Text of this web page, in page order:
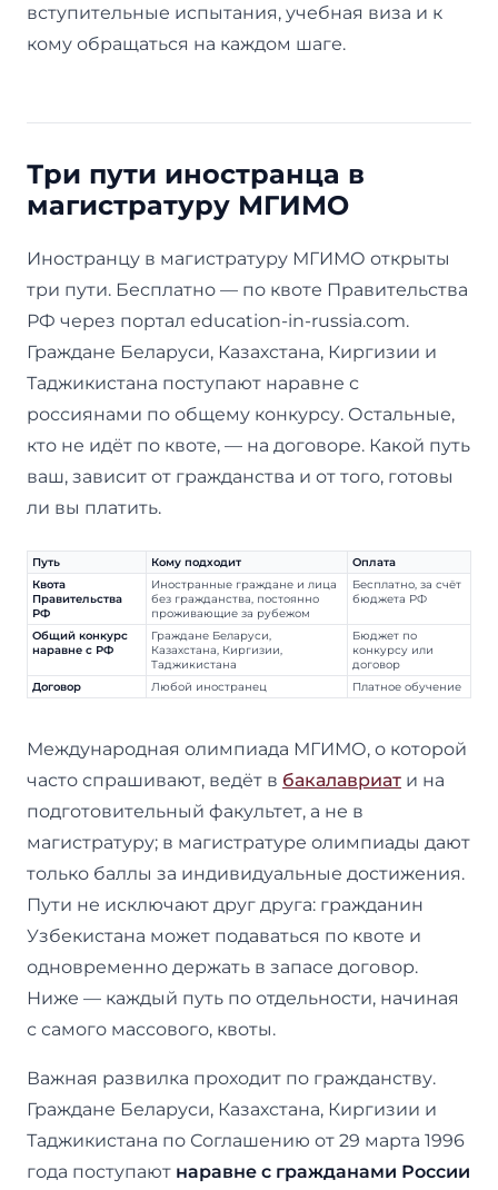
вступительные испытания, учебная виза и к
кому обращаться на каждом шаге.
Три пути иностранца в
магистратуру МГИМО
Иностранцу в магистратуру МГИМО открыты
три пути. Бесплатно — по квоте Правительства
РФ через портал education-in-russia.com.
Граждане Беларуси, Казахстана, Киргизии и
Таджикистана поступают наравне с
россиянами по общему конкурсу. Остальные,
кто не идёт по квоте, — на договоре. Какой путь
ваш, зависит от гражданства и от того, готовы
ли вы платить.
Путь Кому подходит
Оплата
Квота
Правительства
РФ
Иностранные граждане и лица
без гражданства, постоянно
проживающие за рубежом
Бесплатно, за счёт
бюджета РФ
Общий конкурс
наравне с РФ
Граждане Беларуси,
Казахстана, Киргизии,
Таджикистана
Бюджет по
конкурсу или
договор
Договор
Любой иностранец Платное обучение
Международная олимпиада МГИМО, о которой
часто спрашивают, ведёт в бакалавриат и на
подготовительный факультет, а не в
магистратуру; в магистратуре олимпиады дают
только баллы за индивидуальные достижения.
Пути не исключают друг друга: гражданин
Узбекистана может подаваться по квоте и
одновременно держать в запасе договор.
Ниже — каждый путь по отдельности, начиная
с самого массового, квоты.
Важная развилка проходит по гражданству.
Граждане Беларуси, Казахстана, Киргизии и
Таджикистана по Соглашению от 29 марта 1996
года поступают наравне с гражданами России